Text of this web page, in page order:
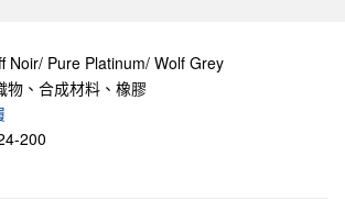
Noir/ Pure Platinum/ Wolf Grey
物、合成材料、橡膠
200